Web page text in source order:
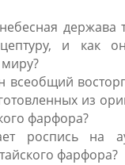
держава
и как
всеобщий
из
фарфора?
роспись на
фарфора?